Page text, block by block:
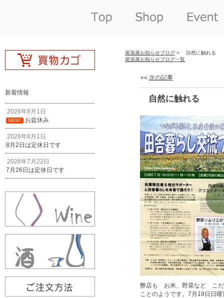
新着情報
2026年8月1日
NEW! お盆休み
2026年8月1日
8月2日は定休日です
2026年7月22日
7月26日は定休日です
尾張屋お知らせブログ > 自然に触れる
尾張屋お知らせブログ一覧
«« 次の記事
自然に触れる
弊店も お米、野菜など こだ
ことのようです。7月19日日